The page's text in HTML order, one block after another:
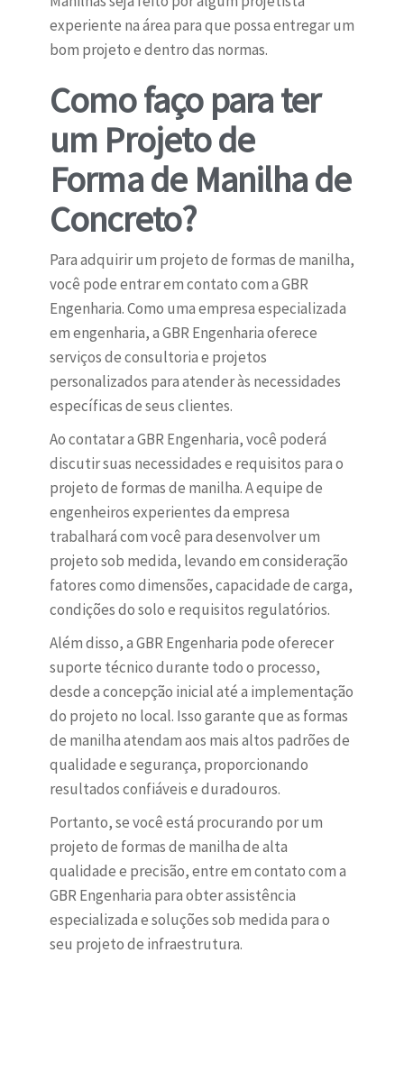
experiente na área para que possa entregar um
bom projeto e dentro das normas.
Como faço para ter
um Projeto de
Forma de Manilha de
Concreto?
Para adquirir um projeto de formas de manilha,
você pode entrar em contato com a GBR
Engenharia. Como uma empresa especializada
em engenharia, a GBR Engenharia oferece
serviços de consultoria e projetos
personalizados para atender às necessidades
específicas de seus clientes.
Ao contatar a GBR Engenharia, você poderá
discutir suas necessidades e requisitos para o
projeto de formas de manilha. A equipe de
engenheiros experientes da empresa
trabalhará com você para desenvolver um
projeto sob medida, levando em consideração
fatores como dimensões, capacidade de carga,
condições do solo e requisitos regulatórios.
Além disso, a GBR Engenharia pode oferecer
suporte técnico durante todo o processo,
desde a concepção inicial até a implementação
do projeto no local. Isso garante que as formas
de manilha atendam aos mais altos padrões de
qualidade e segurança, proporcionando
resultados confiáveis e duradouros.
Portanto, se você está procurando por um
projeto de formas de manilha de alta
qualidade e precisão, entre em contato com a
GBR Engenharia para obter assistência
especializada e soluções sob medida para o
seu projeto de infraestrutura.